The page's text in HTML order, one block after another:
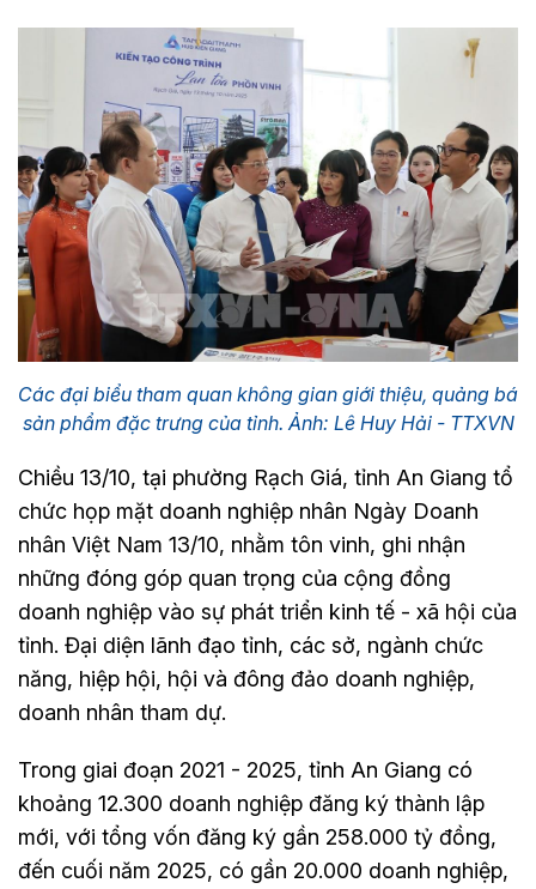
Các đại biểu tham quan không gian giới thiệu, quảng bá
sản phẩm đặc trưng của tỉnh. Ảnh: Lê Huy Hải - TTXVN
Chiều 13/10, tại phường Rạch Giá, tỉnh An Giang tổ
chức họp mặt doanh nghiệp nhân Ngày Doanh
nhân Việt Nam 13/10, nhằm tôn vinh, ghi nhận
những đóng góp quan trọng của cộng đồng
doanh nghiệp vào sự phát triển kinh tế - xã hội của
tỉnh. Đại diện lãnh đạo tỉnh, các sở, ngành chức
năng, hiệp hội, hội và đông đảo doanh nghiệp,
doanh nhân tham dự.
Trong giai đoạn 2021 - 2025, tỉnh An Giang có
khoảng 12.300 doanh nghiệp đăng ký thành lập
mới, với tổng vốn đăng ký gần 258.000 tỷ đồng,
đến cuối năm 2025, có gần 20.000 doanh nghiệp,